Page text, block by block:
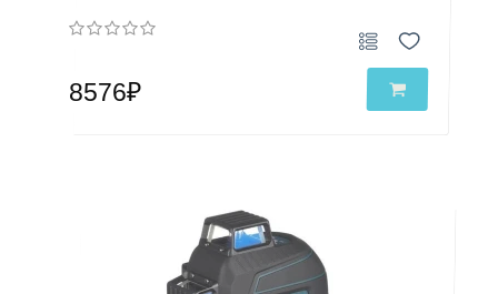
8576₽